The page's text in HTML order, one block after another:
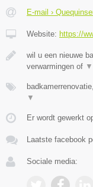
E-mail ›
Website: https://
wil u een nieuwe
verwarmingen of ▼
▼
Er wordt gewerkt
Laatste facebook
Sociale media: